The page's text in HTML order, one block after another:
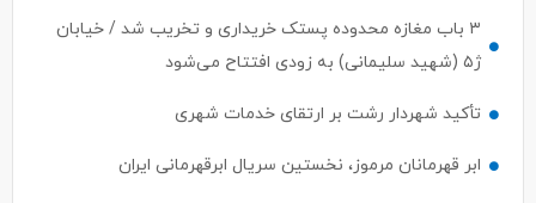
۳ باب مغازه محدوده پستک خریداری و تخریب شد / خیابان
ژ۵ (شهید سلیمانی) به زودی افتتاح می‌شود
تأکید شهردار رشت بر ارتقای خدمات شهری
ابر قهرمانان مرموز، نخستین سریال ابرقهرمانی ایران